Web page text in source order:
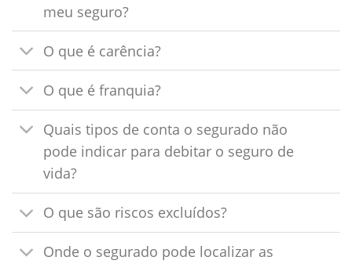
meu seguro?
O que é carência?
O que é franquia?
Quais tipos de conta o segurado não
pode indicar para debitar o seguro de
vida?
O que são riscos excluídos?
Onde o segurado pode localizar as